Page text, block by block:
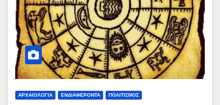
ΑΡΧΑΙΟΛΟΓΙΑ ΕΝΔΙΑΦΕΡΟΝΤΑ ΠΟΛΙΤΙΣΜΟΣ